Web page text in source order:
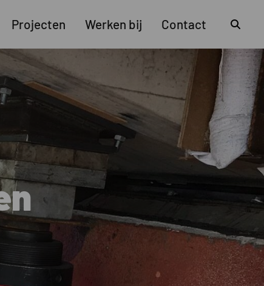
Projecten Werken bij Contact